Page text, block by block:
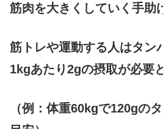
筋肉を大きくしていく手助
筋トレや運動する人はタン
1kgあたり2gの摂取が必要
（例：体重60kgで120gの